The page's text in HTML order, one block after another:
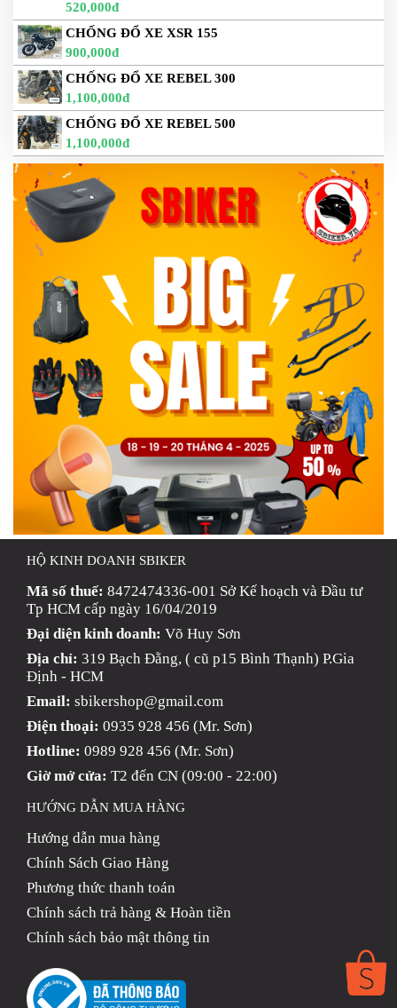
520,000đ
CHỐNG ĐỔ XE XSR 155
900,000đ
CHỐNG ĐỔ XE REBEL 300
1,100,000đ
CHỐNG ĐỔ XE REBEL 500
1,100,000đ
HỘ KINH DOANH SBIKER
Mã số thuế: 8472474336-001 Sở Kế hoạch và Đầu tư
Tp HCM cấp ngày 16/04/2019
Đại diện kinh doanh: Võ Huy Sơn
Địa chỉ: 319 Bạch Đằng, ( cũ p15 Bình Thạnh) P.Gia
Định - HCM
Email: sbikershop@gmail.com
Điện thoại: 0935 928 456 (Mr. Sơn)
Hotline: 0989 928 456 (Mr. Sơn)
Giờ mở cửa: T2 đến CN (09:00 - 22:00)
HƯỚNG DẪN MUA HÀNG
Hướng dẫn mua hàng
Chính Sách Giao Hàng
Phương thức thanh toán
Chính sách trả hàng & Hoàn tiền
Chính sách bảo mật thông tin